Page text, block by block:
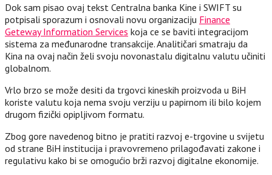
Dok sam pisao ovaj tekst Centralna banka Kine i SWIFT su
potpisali sporazum i osnovali novu organizaciju Finance
Geteway Information Services koja ce se baviti integracijom
sistema za međunarodne transakcije. Analitičari smatraju da
Kina na ovaj način želi svoju novonastalu digitalnu valutu učiniti
globalnom.
Vrlo brzo se može desiti da trgovci kineskih proizvoda u BiH
koriste valutu koja nema svoju verziju u papirnom ili bilo kojem
drugom fizički opipljivom formatu.
Zbog gore navedenog bitno je pratiti razvoj e-trgovine u svijetu
od strane BiH institucija i pravovremeno prilagođavati zakone i
regulativu kako bi se omogućio brži razvoj digitalne ekonomije.